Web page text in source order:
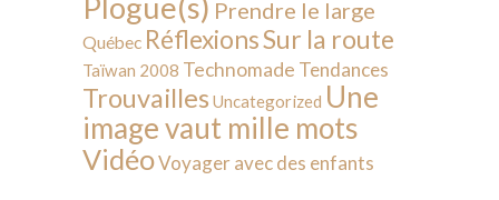
Prendre le large
Québec RéflexionsSur la route
Taïwan 2008 Technomade Tendances
Trouvailles Uncategorized Une
image vaut mille mots
VidéoVoyager avec des enfants